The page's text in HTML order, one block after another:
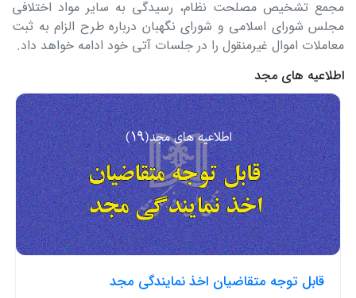
مجمع تشخیص مصلحت نظام، رسیدگی به سایر مواد اختلافی
مجلس شورای اسلامی و شورای نگهبان درباره طرح الزام به ثبت‌
معاملات اموال غیرمنقول را در جلسات آتی خود ادامه خواهد داد.
اطلاعیه های مجد
قابل توجه متقاضیان اخذ نمایندگی مجد